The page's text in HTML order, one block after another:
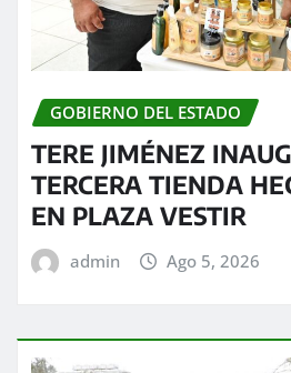
GOBIERNO DEL ESTADO
TERE JIMÉNEZ
TERCERA TIENDA
EN PLAZA VESTIR
admin Ago 5, 2026